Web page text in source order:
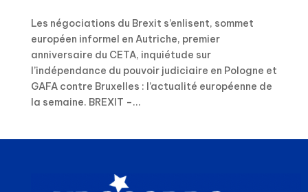
Les négociations du Brexit s’enlisent, sommet
européen informel en Autriche, premier
anniversaire du CETA, inquiétude sur
l’indépendance du pouvoir judiciaire en Pologne et
GAFA contre Bruxelles : l’actualité européenne de
la semaine. BREXIT –...